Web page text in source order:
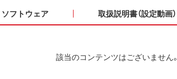
ソフトウェア 取扱説明書（設定動画）
該当のコンテンツはございません。